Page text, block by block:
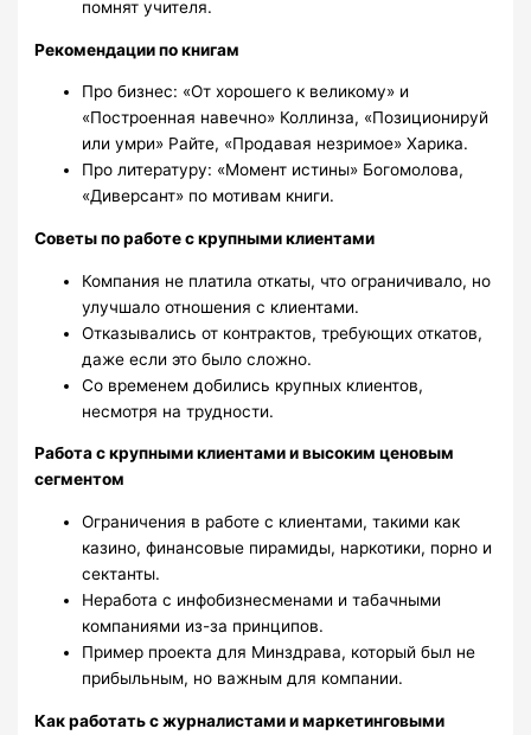
помнят учителя.
Рекомендации по книгам
Про бизнес: «От хорошего к великому» и
«Построенная навечно» Коллинза, «Позиционируй
или умри» Райте, «Продавая незримое» Харика.
Про литературу: «Момент истины» Богомолова,
«Диверсант» по мотивам книги.
Советы по работе с крупными клиентами
Компания не платила откаты, что ограничивало, но
улучшало отношения с клиентами.
Отказывались от контрактов, требующих откатов,
даже если это было сложно.
Со временем добились крупных клиентов,
несмотря на трудности.
Работа с крупными клиентами и высоким ценовым
сегментом
Ограничения в работе с клиентами, такими как
казино, финансовые пирамиды, наркотики, порно и
сектанты.
Неработа с инфобизнесменами и табачными
компаниями из-за принципов.
Пример проекта для Минздрава, который был не
прибыльным, но важным для компании.
Как работать с журналистами и маркетинговыми